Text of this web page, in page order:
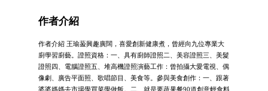
作者介紹
作者介紹 王瑜萾興趣廣闊，喜愛創新健康煮，曾經向九位專業大
廚學習廚藝。證照資格：一、具有廚師證照二、美容證照三、美髮
證照四、電腦證照五、堆高機證照演藝工作：曾拍攝大愛電視、偶
像劇、廣告平面照、歌唱節目、美食等。參與美食創作：一、跟著
婆婆媽媽去市場學買菜學做飯。二、就是要蔬果餐90道創意輕食料